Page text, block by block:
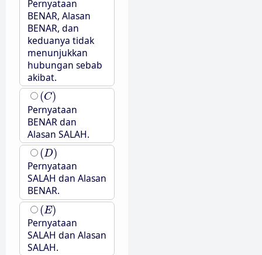
Pernyataan
BENAR, Alasan
BENAR, dan
keduanya tidak
menunjukkan
hubungan sebab
akibat.
(C)
(C)
Pernyataan
BENAR dan
Alasan SALAH.
(D)
(D)
Pernyataan
SALAH dan Alasan
BENAR.
(E)
(E)
Pernyataan
SALAH dan Alasan
SALAH.